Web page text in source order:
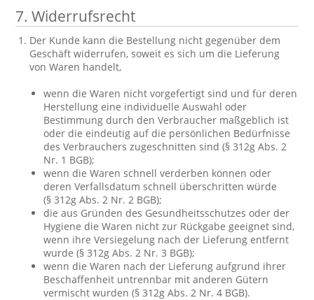
7. Widerrufsrecht
Der Kunde kann die Bestellung nicht gegenüber dem
Geschäft widerrufen, soweit es sich um die Lieferung
von Waren handelt,
wenn die Waren nicht vorgefertigt sind und für deren
Herstellung eine individuelle Auswahl oder
Bestimmung durch den Verbraucher maßgeblich ist
oder die eindeutig auf die persönlichen Bedürfnisse
des Verbrauchers zugeschnitten sind (§ 312g Abs. 2
Nr. 1 BGB);
wenn die Waren schnell verderben können oder
deren Verfallsdatum schnell überschritten würde
(§ 312g Abs. 2 Nr. 2 BGB);
die aus Gründen des Gesundheitsschutzes oder der
Hygiene die Waren nicht zur Rückgabe geeignet sind,
wenn ihre Versiegelung nach der Lieferung entfernt
wurde (§ 312g Abs. 2 Nr. 3 BGB);
wenn die Waren nach der Lieferung aufgrund ihrer
Beschaffenheit untrennbar mit anderen Gütern
vermischt wurden (§ 312g Abs. 2 Nr. 4 BGB).